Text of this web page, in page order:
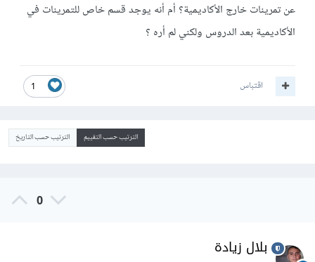
عن تمرينات خارج الأكاديمية؟ أم أنه يوجد قسم خاص للتمرينات في
الأكاديمية بعد الدروس ولكني لم أره ؟
1 اقتباس
الترتيب حسب التقييم الترتيب حسب التاريخ
0
بلال زيادة